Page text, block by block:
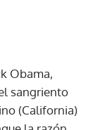
Obama,
sangriento
(California)